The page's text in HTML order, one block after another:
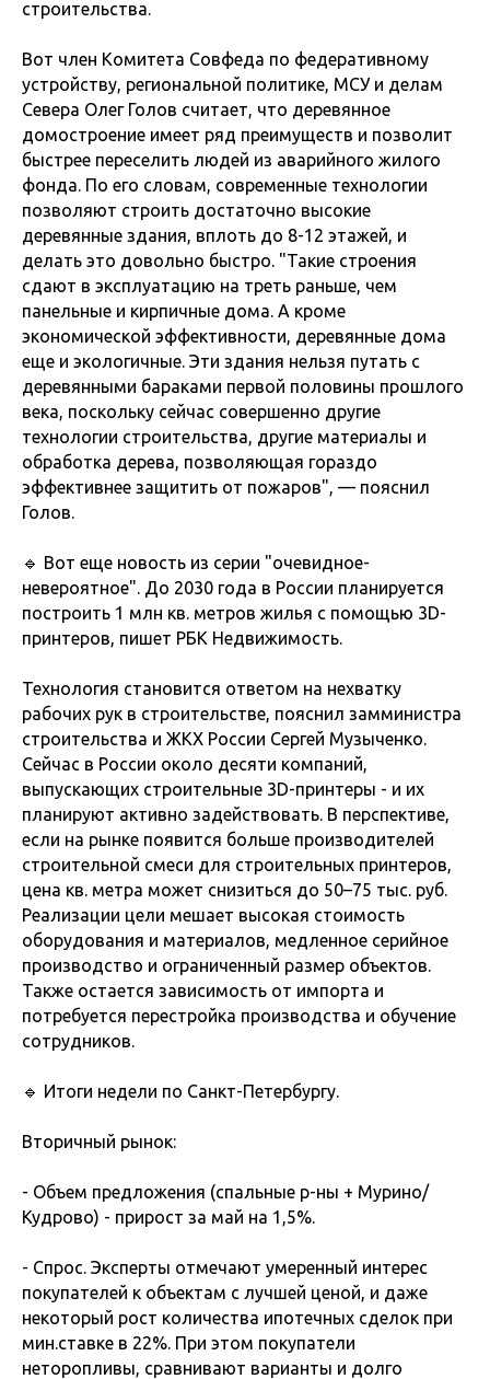
строительства.
Вот член Комитета Совфеда по федеративному
устройству, региональной политике, МСУ и делам
Севера Олег Голов считает, что деревянное
домостроение имеет ряд преимуществ и позволит
быстрее переселить людей из аварийного жилого
фонда. По его словам, современные технологии
позволяют строить достаточно высокие
деревянные здания, вплоть до 8-12 этажей, и
делать это довольно быстро. "Такие строения
сдают в эксплуатацию на треть раньше, чем
панельные и кирпичные дома. А кроме
экономической эффективности, деревянные дома
еще и экологичные. Эти здания нельзя путать с
деревянными бараками первой половины прошлого
века, поскольку сейчас совершенно другие
технологии строительства, другие материалы и
обработка дерева, позволяющая гораздо
эффективнее защитить от пожаров", — пояснил
Голов.
🔹 Вот еще новость из серии "очевидное-
невероятное". До 2030 года в России планируется
построить 1 млн кв. метров жилья с помощью 3D-
принтеров, пишет РБК Недвижимость.
Технология становится ответом на нехватку
рабочих рук в строительстве, пояснил замминистра
строительства и ЖКХ России Сергей Музыченко.
Сейчас в России около десяти компаний,
выпускающих строительные 3D-принтеры - и их
планируют активно задействовать. В перспективе,
если на рынке появится больше производителей
строительной смеси для строительных принтеров,
цена кв. метра может снизиться до 50–75 тыс. руб.
Реализации цели мешает высокая стоимость
оборудования и материалов, медленное серийное
производство и ограниченный размер объектов.
Также остается зависимость от импорта и
потребуется перестройка производства и обучение
сотрудников.
🔹 Итоги недели по Санкт-Петербургу.
Вторичный рынок:
- Объем предложения (спальные р-ны + Мурино/
Кудрово) - прирост за май на 1,5%.
- Спрос. Эксперты отмечают умеренный интерес
покупателей к объектам с лучшей ценой, и даже
некоторый рост количества ипотечных сделок при
мин.ставке в 22%. При этом покупатели
неторопливы, сравнивают варианты и долго